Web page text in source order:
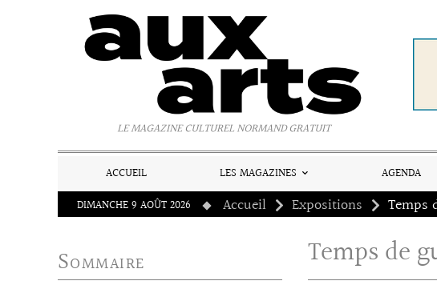
LE MAGAZINE CULTUREL NORMAND GRATUIT
ACCUEIL LES MAGAZINES AGENDA
DIMANCHE 9 AOÛT 2026
Accueil Expositions
Sommaire Temps de
Panneau de gestion des cookies